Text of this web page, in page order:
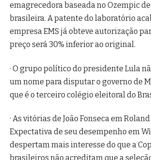
emagrecedora baseada no Ozempic
brasileira. A patente do laboratório
empresa EMS já obteve autorização
preço será 30% inferior ao original.
· O grupo político do presidente Lula
um nome para disputar o governo de
que é o terceiro colégio eleitoral do
· As vitórias de João Fonseca em
Expectativa de seu desempenho em
despertam mais interesse do que a
brasileiros não acreditam que a